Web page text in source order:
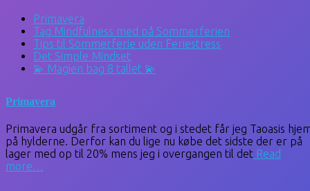
Primavera
Tag Mindfulness med på Sommerferien
Tips til Sommerferie uden Feriestress
Det Simple Mindset
💫 Magien bag 8 tallet 💫
Primavera
Primavera udgår fra sortiment og i stedet får jeg Taoasis
på hylderne. Derfor kan du lige nu købe det sidste der er på
lager med op til 20% mens jeg i overgangen til det Read
more…